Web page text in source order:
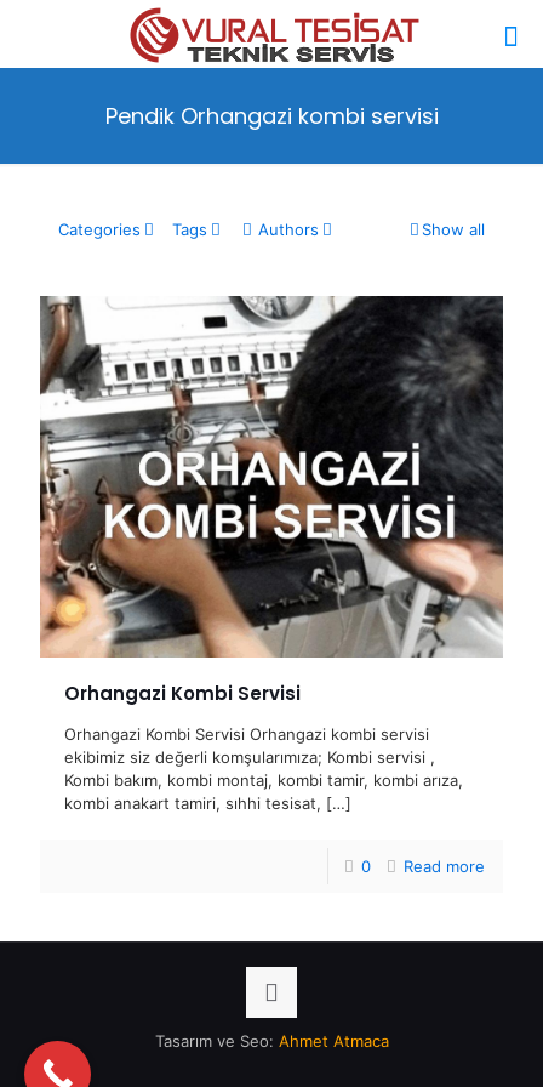
Pendik Orhangazi kombi servisi
Categories Tags Authors Show all
Orhangazi Kombi Servisi
Orhangazi Kombi Servisi Orhangazi kombi servisi
ekibimiz siz değerli komşularımıza; Kombi servisi ,
Kombi bakım, kombi montaj, kombi tamir, kombi arıza,
kombi anakart tamiri, sıhhi tesisat, […]
0 Read more
Tasarım ve Seo: Ahmet Atmaca